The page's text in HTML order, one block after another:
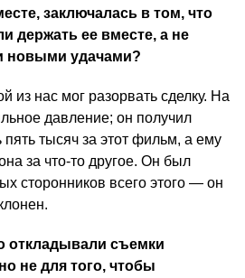
заключалась в том, что
держать ее вместе, а не
новыми удачами?
из нас мог разорвать сделку. На
давление; он получил
пять тысяч за этот фильм, а ему
за что-то другое. Он был
сторонников всего этого — он
откладывали съемки
не для того, чтобы